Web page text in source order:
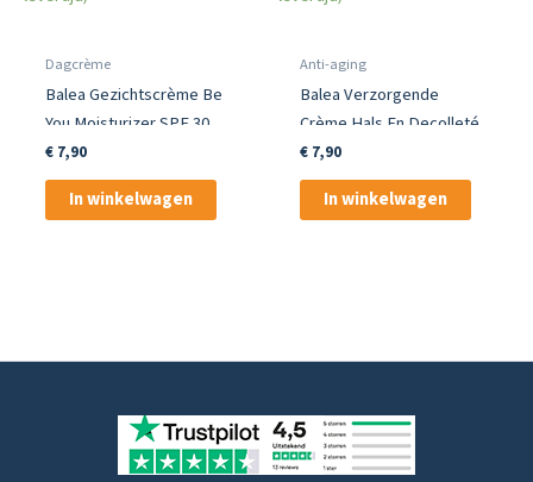
Dagcrème
Balea Gezichtscrème Be
You Moisturizer SPF 30
€7,90
In winkelwagen
Anti-aging
Balea Verzorgende
Crème Hals En Decolleté
Beauty Collagen
€7,90
In winkelwagen